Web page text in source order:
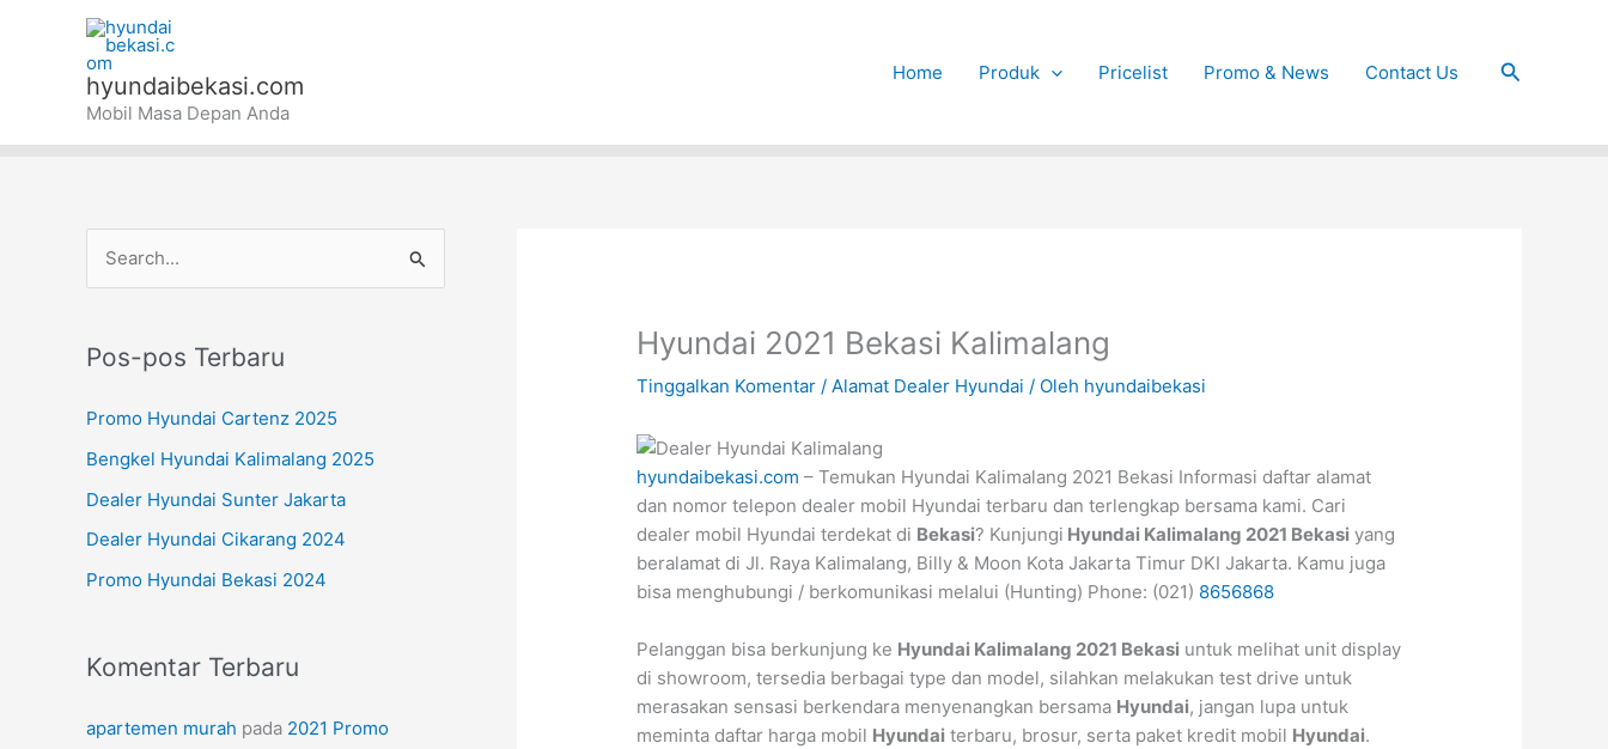
hyundaibekasi.com
Mobil Masa Depan Anda
Home Produk Pricelist Promo & News Contact Us Cari
i
u
u
k
:
Pos-pos Terbaru
Promo Hyundai Cartenz 2025
Bengkel Hyundai Kalimalang 2025
Dealer Hyundai Sunter Jakarta
Dealer Hyundai Cikarang 2024
Promo Hyundai Bekasi 2024
Komentar Terbaru
apartemen murah pada 2021 Promo
Hyundai 2021 Bekasi Kalimalang
Tinggalkan Komentar /Alamat Dealer Hyundai / Oleh hyundaibekasi
hyundaibekasi.com– Temukan Hyundai Kalimalang 2021 Bekasi Informasi daftar alamat
dan nomor telepon dealer mobil Hyundai terbaru dan terlengkap bersama kami. Cari
dealer mobil Hyundai terdekat di Bekasi? Kunjungi Hyundai Kalimalang 2021 Bekasi yang
beralamat di Jl. Raya Kalimalang, Billy & Moon Kota Jakarta Timur DKI Jakarta. Kamu juga
bisa menghubungi / berkomunikasi melalui (Hunting) Phone: (021) 8656868
Pelanggan bisa berkunjung ke Hyundai Kalimalang 2021 Bekasi untuk melihat unit display
di showroom, tersedia berbagai type dan model, silahkan melakukan test drive untuk
merasakan sensasi berkendara menyenangkan bersama Hyundai, jangan lupa untuk
meminta daftar harga mobil Hyundai terbaru, brosur, serta paket kredit mobil Hyundai.